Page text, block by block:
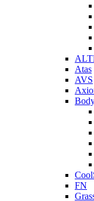
Atas
AVS
FN